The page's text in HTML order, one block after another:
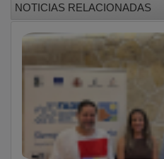
NOTICIAS RELACIONADAS